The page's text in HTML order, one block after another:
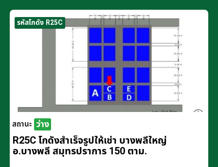
รหัสโกดัง R25C
สถานะ ว่าง
R25C โกดังสำเร็จรูปให้เช่า บางพลีใหญ่
อ.บางพลี สมุทรปราการ 150 ตาม.